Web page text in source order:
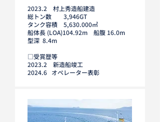
2023.2 村上秀造船建造
総トン数 3,946GT
タンク容積 5,630.000㎥
船体長 (LOA)104.92m 船腹 16.0m
型深 8.4m
□受賞歴等
2023.2 新造船竣工
2024.6 オペレーター表彰